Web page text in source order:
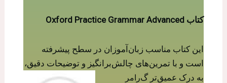
کتاب Oxford Practice Grammar Advanced
این کتاب مناسب زبان‌آموزان در سطح پیشرفته
است و با تمرین‌های چالش‌برانگیز و توضیحات دقیق،
به درک عمیق‌تر گ رامر